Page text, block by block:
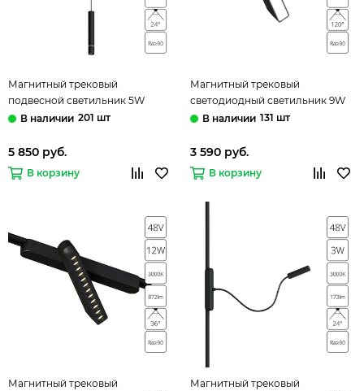
Магнитный трековый
подвесной светильник 5W
3000K A1159PL-1BK чёрный
201 шт
5 850 руб.
В корзину
Магнитный трековый
светодиодный светильник 9W
3000K A1160PL-1BK чёрный
131 шт
3 590 руб.
В корзину
Магнитный трековый
Магнитный трековый